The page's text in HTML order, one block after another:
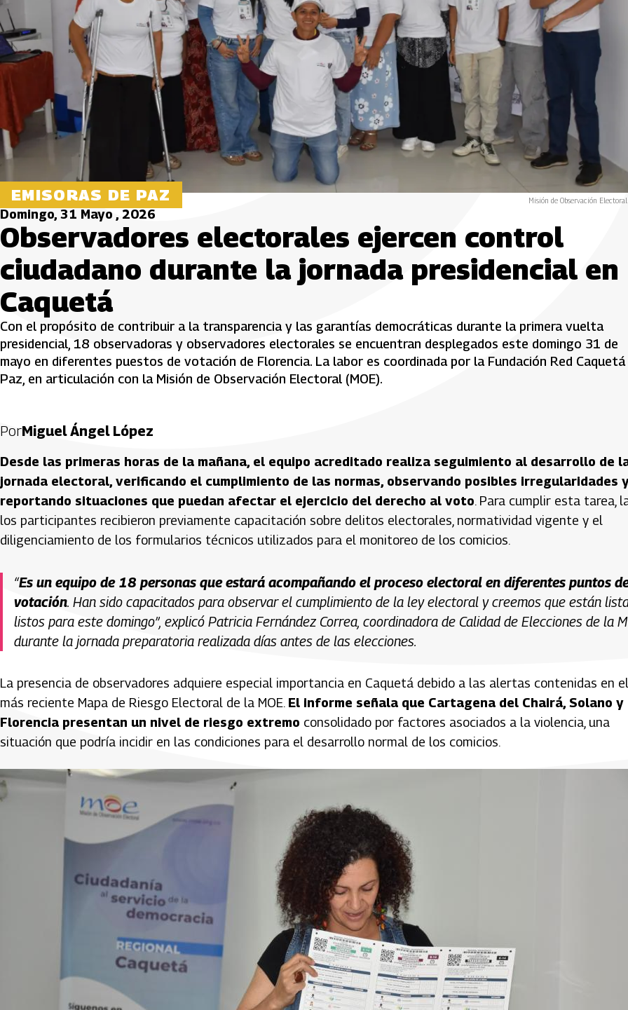
EMISORAS DE PAZ Misión de Observación
Domingo, 31 Mayo , 2026
Observadores electorales ejercen control
ciudadano durante la jornada presidencial en
Caquetá
Con el propósito de contribuir a la transparencia y las garantías democráticas durante la primera vuelta
presidencial, 18 observadoras y observadores electorales se encuentran desplegados este domingo 31 de
mayo en diferentes puestos de votación de Florencia. La labor es coordinada por la Fundación Red Caquetá
Paz, en articulación con la Misión de Observación Electoral (MOE).
PorMiguel Ángel López
Desde las primeras horas de la mañana, el equipo acreditado realiza seguimiento al desarrollo de
jornada electoral, verificando el cumplimiento de las normas, observando posibles irregularidades
reportando situaciones que puedan afectar el ejercicio del derecho al voto. Para cumplir esta tarea,
los participantes recibieron previamente capacitación sobre delitos electorales, normatividad vigente y el
diligenciamiento de los formularios técnicos utilizados para el monitoreo de los comicios.
“Es un equipo de 18 personas que estará acompañando el proceso electoral en diferentes puntos
votación. Han sido capacitados para observar el cumplimiento de la ley electoral y creemos que están
listos para este domingo”, explicó Patricia Fernández Correa, coordinadora de Calidad de Elecciones de la
durante la jornada preparatoria realizada días antes de las elecciones.
La presencia de observadores adquiere especial importancia en Caquetá debido a las alertas contenidas en el
más reciente Mapa de Riesgo Electoral de la MOE. El informe señala que Cartagena del Chairá, Solano y
Florencia presentan un nivel de riesgo extremo consolidado por factores asociados a la violencia, una
situación que podría incidir en las condiciones para el desarrollo normal de los comicios.